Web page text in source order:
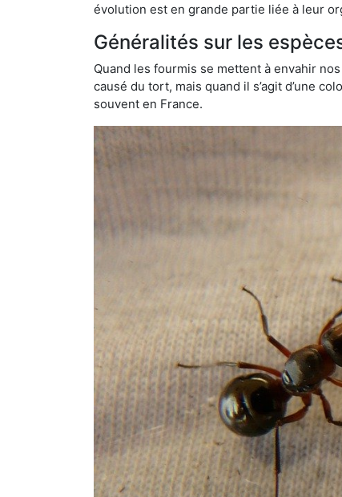
évolution est en grande partie liée à leur
Généralités sur les
Quand les fourmis se mettent à envahir
causé du tort, mais quand il s’agit d’une
souvent en France.